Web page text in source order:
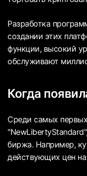
Разработка
создании этих
функции, высокий
обслуживают
Когда
Среди самых
биржа. Например,
действующих цен